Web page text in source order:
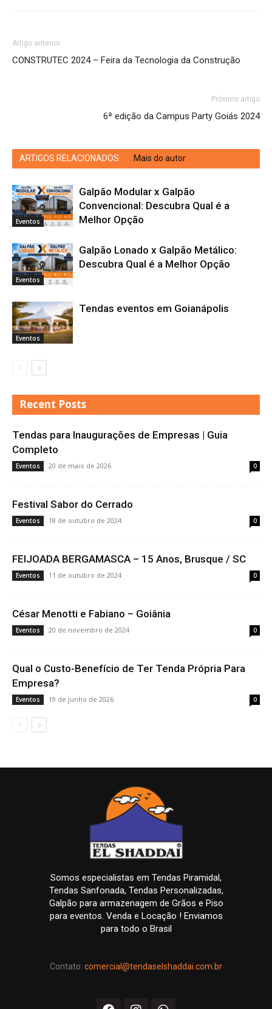
Artigo anterior
CONSTRUTEC 2024 – Feira da Tecnologia da Construção
Próximo artigo
6ª edição da Campus Party Goiás 2024
ARTIGOS RELACIONADOS Mais do autor
Eventos
Galpão Modular x Galpão
Convencional: Descubra Qual é a
Melhor Opção
Eventos
Galpão Lonado x Galpão Metálico:
Descubra Qual é a Melhor Opção
Eventos
Tendas eventos em Goianápolis
Recent Posts
Tendas para Inaugurações de Empresas | Guia
Completo
Eventos 20 de maio de 2026 0
Festival Sabor do Cerrado
Eventos 18 de outubro de 2024 0
FEIJOADA BERGAMASCA – 15 Anos, Brusque / SC
Eventos 11 de outubro de 2024 0
César Menotti e Fabiano – Goiânia
Eventos 20 de novembro de 2024 0
Qual o Custo-Benefício de Ter Tenda Própria Para
Empresa?
Eventos 19 de junho de 2026 0
Somos especialistas em Tendas Piramidal,
Tendas Sanfonada, Tendas Personalizadas,
Galpão para armazenagem de Grãos e Piso
para eventos. Venda e Locação ! Enviamos
para todo o Brasil
Contato: comercial@tendaselshaddai.com.br